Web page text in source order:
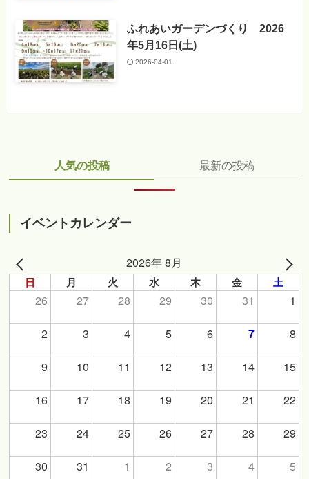
ふれあいガーデンづくり 2026
年5月16日(土)
2026-04-01
人気の投稿 最新の投稿
イベントカレンダー
2026年 8月
日 月 火 水 木 金 土
26 27 28 29 30 31
1
2
3 4 5 6 7
8
9
10 11 12 13 14
15
16
17 18 19 20 21
22
23
24 25 26 27 28
29
30
31 1 2 3 4 5